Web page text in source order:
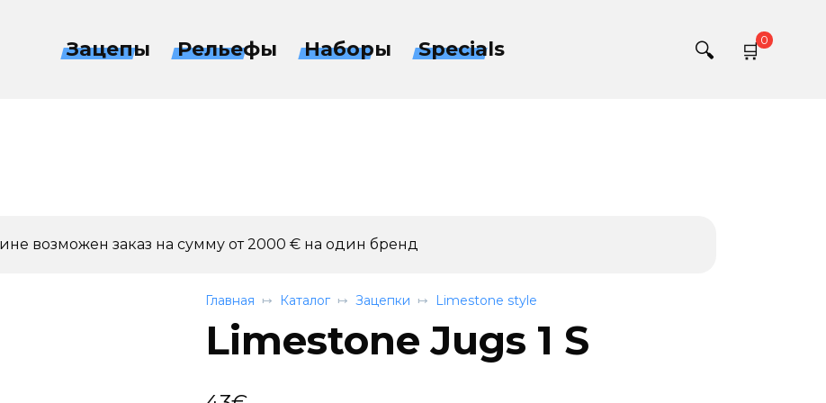
Зацепы Рельефы Наборы Specials 0
возможен заказ на сумму от 2000 € на один бренд
Главная Каталог Зацепки Limestone style
Limestone Jugs 1 S